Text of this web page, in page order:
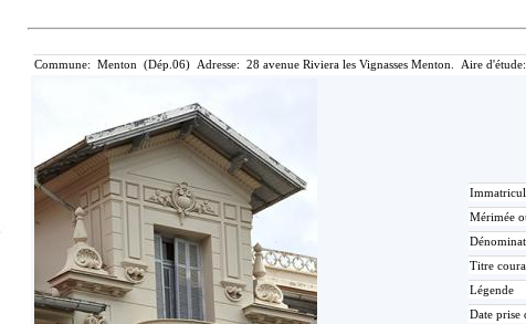
Commune: Menton (Dép.06) Adresse: 28 avenue Riviera les Vignasses Menton. Aire d'étude:
Mérimée
Titre
Légende
Date prise